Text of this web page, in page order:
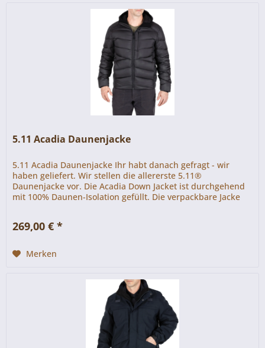
5.11 Acadia Daunenjacke
5.11 Acadia Daunenjacke Ihr habt danach gefragt - wir
haben geliefert. Wir stellen die allererste 5.11®
Daunenjacke vor. Die Acadia Down Jacket ist durchgehend
mit 100% Daunen-Isolation gefüllt. Die verpackbare Jacke
269,00 € *
Merken